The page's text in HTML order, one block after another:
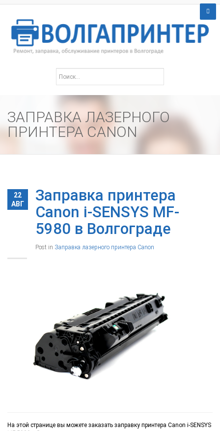
ЗАПРАВКА ЛАЗЕРНОГО
ПРИНТЕРА CANON
22
АВГ
Заправка принтера
Canon i-SENSYS MF-
5980 в Волгограде
Post in Заправка лазерного принтера Canon
На этой странице вы можете заказать заправку принтера Canon i-SENSYS